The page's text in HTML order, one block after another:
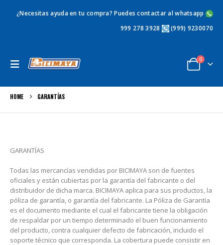
¿Necesitas ayuda en tu compra? Puedes contactar al whatsapp
999 278 3928
(999) 9230070
0
HOME GARANTÍAS
GARANTÍAS
Todas las mercancías vendidas por BICIMAYA son de fuentes
oficiales y están cubiertas por la garantía del fabricante o del
distribuidor de dicha marca. BICIMAYA aplica para sus productos, la
póliza de garantía, o garantía del fabricante. La Póliza de Garantía
es el documento mediante el cual el fabricante tiene la obligación
de respaldar por un tiempo determinado el buen funcionamiento
del producto, contra cualquier defecto de fabricación, incluido el
soporte técnico que corresponda. La cobertura puede consistir en